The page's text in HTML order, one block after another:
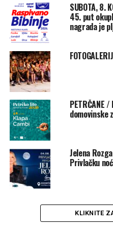
UP NEXT
Zadar je domaćin Lollipop
Hrvatskoj pričaju!
NE PROPUSTITE
ZADAR NASTAVLJA
Ljeto na Pijaci već ove
SUBOTA, 8.
45. put
nagrada je
PETRČANE
domovinske
Jelena
Privlačku noć
KLIKNITE